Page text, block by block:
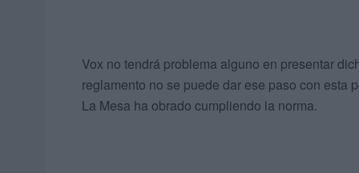
Vox no tendrá problema alguno en presentar
reglamento no se puede dar ese paso con esta
La Mesa ha obrado cumpliendo la norma.